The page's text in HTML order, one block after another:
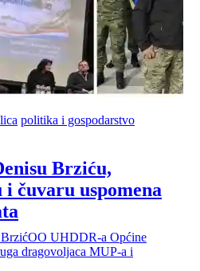
politika i gospodarstvo
Brziću,
čuvaru uspomena
OO UHDDR-a Općine
dragovoljaca MUP-a i